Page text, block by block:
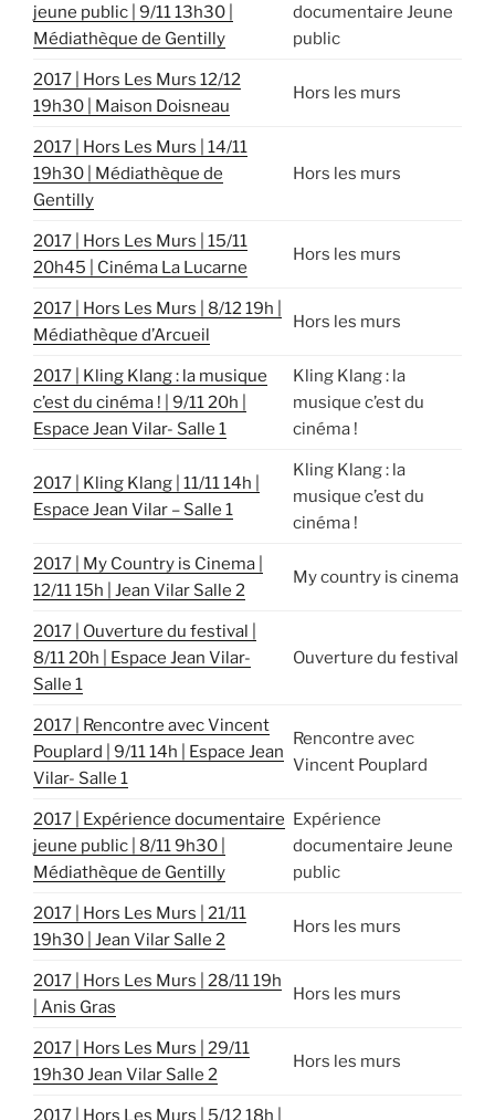
jeune public | 9/11 13h30 |
Médiathèque de Gentilly
documentaire Jeune
public
2017 | Hors Les Murs 12/12
19h30 | Maison Doisneau
Hors les murs
2017 | Hors Les Murs | 14/11
19h30 | Médiathèque de
Gentilly
Hors les murs
2017 | Hors Les Murs | 15/11
20h45 | Cinéma La Lucarne
Hors les murs
2017 | Hors Les Murs | 8/12 19h |
Médiathèque d’Arcueil
Hors les murs
2017 | Kling Klang : la musique
c’est du cinéma ! | 9/11 20h |
Espace Jean Vilar- Salle 1
Kling Klang : la
musique c’est du
cinéma !
2017 | Kling Klang | 11/11 14h |
Espace Jean Vilar – Salle 1
Kling Klang : la
musique c’est du
cinéma !
2017 | My Country is Cinema |
12/11 15h | Jean Vilar Salle 2
My country is cinema
2017 | Ouverture du festival |
8/11 20h | Espace Jean Vilar-
Salle 1
Ouverture du festival
2017 | Rencontre avec Vincent
Pouplard | 9/11 14h | Espace Jean
Vilar- Salle 1
Rencontre avec
Vincent Pouplard
2017 | Expérience documentaire
jeune public | 8/11 9h30 |
Médiathèque de Gentilly
Expérience
documentaire Jeune
public
2017 | Hors Les Murs | 21/11
19h30 | Jean Vilar Salle 2
Hors les murs
2017 | Hors Les Murs | 28/11 19h
| Anis Gras
Hors les murs
2017 | Hors Les Murs | 29/11
19h30 Jean Vilar Salle 2
Hors les murs
2017 | Hors Les Murs | 5/12 18h |